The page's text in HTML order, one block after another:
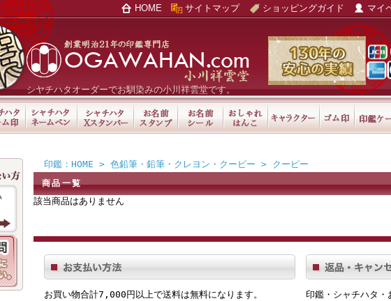
シヤチハタオーダーでお馴染みの小川祥雲堂です。
HOME サイトマップ ショッピングガイド マイ
印鑑：HOME > 色鉛筆・鉛筆・クレヨン・クーピー > クーピー
商品一覧
該当商品はありません
お買い物合計7,000円以上で送料は無料になります。
印鑑・シャチハタ・